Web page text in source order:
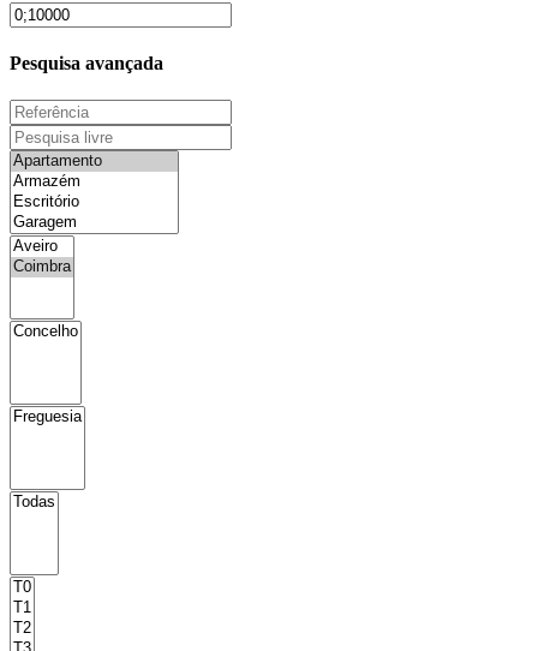
Pesquisa avançada